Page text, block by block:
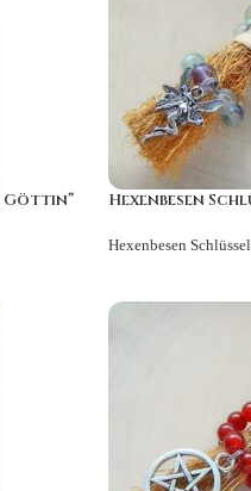
Göttin” Hexenbesen
Hexenbesen